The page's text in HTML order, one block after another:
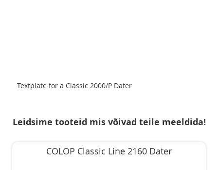
Textplate for a Classic 2000/P Dater
Leidsime tooteid mis võivad teile meeldida!
COLOP Classic Line 2160 Dater